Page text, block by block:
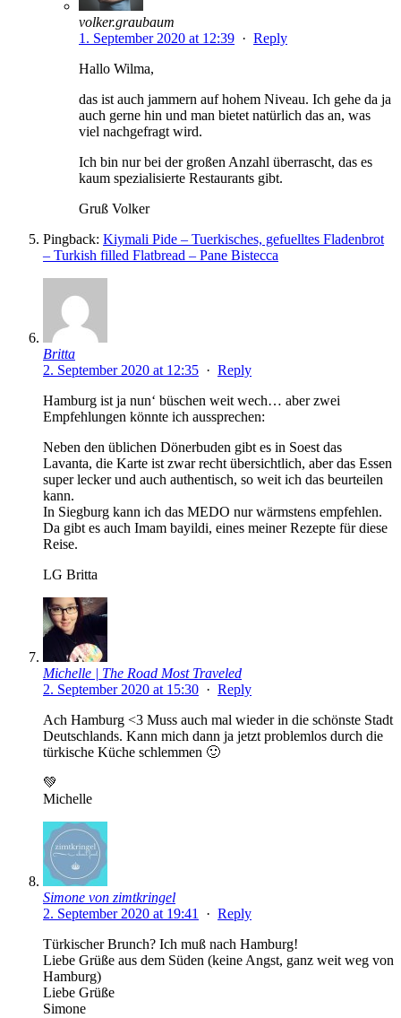
volker.graubaum
1. September 2020 at 12:39 · Reply
Hallo Wilma,
das ist auch jammern auf hohem Niveau. Ich gehe da ja
auch gerne hin und man bietet natürlich das an, was
viel nachgefragt wird.
Ich bin nur bei der großen Anzahl überrascht, das es
kaum spezialisierte Restaurants gibt.
Gruß Volker
Pingback: Kiymali Pide – Tuerkisches, gefuelltes Fladenbrot
– Turkish filled Flatbread – Pane Bistecca
Britta
2. September 2020 at 12:35 · Reply
Hamburg ist ja nun‘ büschen weit wech… aber zwei
Empfehlungen könnte ich aussprechen:
Neben den üblichen Dönerbuden gibt es in Soest das
Lavanta, die Karte ist zwar recht übersichtlich, aber das Essen
super lecker und auch authentisch, so weit ich das beurteilen
kann.
In Siegburg kann ich das MEDO nur wärmstens empfehlen.
Da gibt es auch Imam bayildi, eines meiner Rezepte für diese
Reise.
LG Britta
Michelle | The Road Most Traveled
2. September 2020 at 15:30 · Reply
Ach Hamburg <3 Muss auch mal wieder in die schönste Stadt
Deutschlands. Kann mich dann ja jetzt problemlos durch die
türkische Küche schlemmen 🙂
💚
Michelle
Simone von zimtkringel
2. September 2020 at 19:41
· Reply
Türkischer Brunch? Ich muß nach Hamburg!
Liebe Grüße aus dem Süden (keine Angst, ganz weit weg von
Hamburg)
Liebe Grüße
Simone